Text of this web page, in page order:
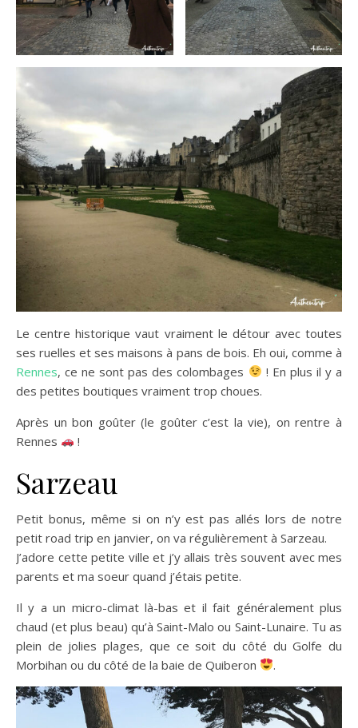
Le centre historique vaut vraiment le détour avec toutes
ses ruelles et ses maisons à pans de bois. Eh oui, comme à
Rennes, ce ne sont pas des colombages
! En plus il y a
des petites boutiques vraiment trop choues.
Après un bon goûter (le goûter c’est la vie), on rentre à
Rennes
!
Sarzeau
Petit bonus, même si on n’y est pas allés lors de notre
petit road trip en janvier, on va régulièrement à Sarzeau.
J’adore cette petite ville et j’y allais très souvent avec mes
parents et ma soeur quand j’étais petite.
Il y a un micro-climat là-bas et il fait généralement plus
chaud (et plus beau) qu’à Saint-Malo ou Saint-Lunaire. Tu as
plein de jolies plages, que ce soit du côté du Golfe du
Morbihan ou du côté de la baie de Quiberon
.